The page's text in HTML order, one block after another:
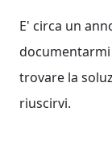
E' circa un
trovare la
riuscirvi.